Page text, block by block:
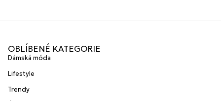
OBLÍBENÉ KATEGORIE
Dámská móda
Lifestyle
Trendy